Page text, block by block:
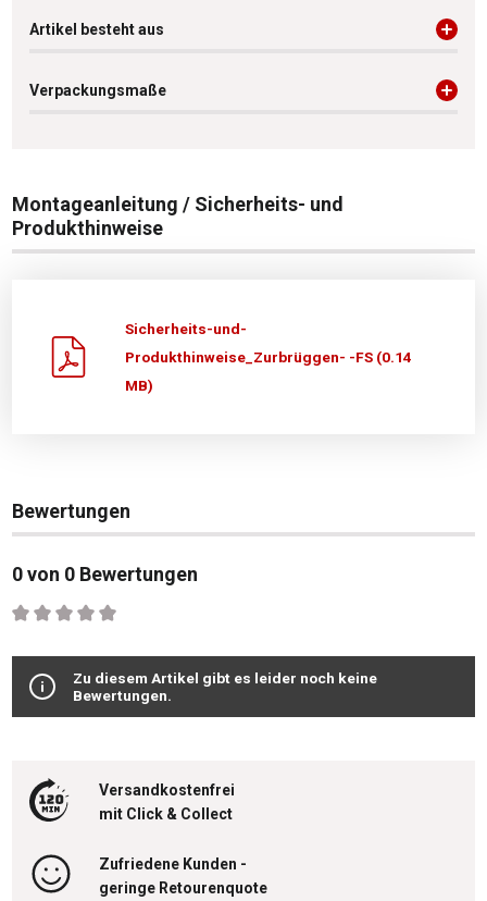
Artikel besteht aus
Verpackungsmaße
Montageanleitung / Sicherheits- und
Produkthinweise
Sicherheits-und-
Produkthinweise_Zurbrüggen- -FS (0.14
MB)
Bewertungen
0 von 0 Bewertungen
Durchschnittliche Bewertung von 0 von 5 Sternen
Zu diesem Artikel gibt es leider noch keine
Bewertungen.
Versandkostenfrei
mit Click & Collect
Zufriedene Kunden -
geringe Retourenquote